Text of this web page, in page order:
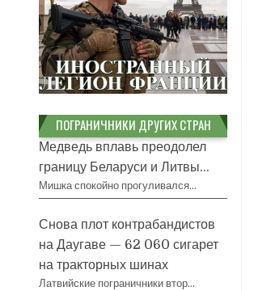
ПОГРАНИЧНИКИ ДРУГИХ СТРАН
Медведь вплавь преодолел
границу Беларуси и Литвы...
Мишка спокойно прогуливался…
Снова плот контрабандистов
на Даугаве — 62 060 сигарет
на тракторных шинах
Латвийские пограничники втор…